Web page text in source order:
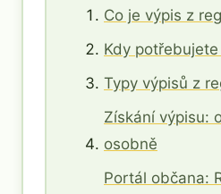
Co je výpis z
Kdy
Typy výpisů z
Získání výpisu:
osobně
Portál občana: